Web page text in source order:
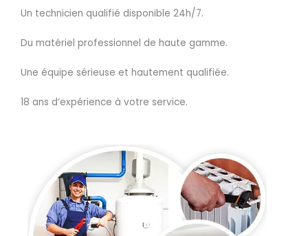
Un technicien qualifié disponible 24h/7.
Du matériel professionnel de haute gamme.
Une équipe sérieuse et hautement qualifiée.
18 ans d’expérience à votre service.